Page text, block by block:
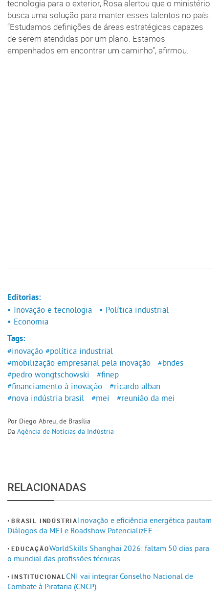
tecnologia para o exterior, Rosa alertou que o ministério
busca uma solução para manter esses talentos no país.
“Estudamos definições de áreas estratégicas capazes
de serem atendidas por um plano. Estamos
empenhados em encontrar um caminho”, afirmou.
Editorias:
• Inovação e tecnologia
• Política industrial
• Economia
Tags:
#inovação #política industrial
#mobilização empresarial pela inovação
#bndes
#pedro wongtschowski
#finep
#financiamento à inovação
#ricardo alban
#nova indústria brasil
#mei #reunião da mei
Por Diego Abreu, de Brasília
Da Agência de Notícias da Indústria
RELACIONADAS
BRASIL INDÚSTRIAInovação e eficiência energética pautam
Diálogos da MEI e Roadshow PotencializEE
EDUCAÇÃOWorldSkills Shanghai 2026: faltam 50 dias para
o mundial das profissões técnicas
INSTITUCIONALCNI vai integrar Conselho Nacional de
Combate à Pirataria (CNCP)